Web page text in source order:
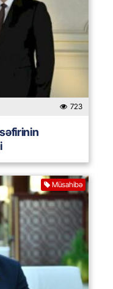
723
Müsahibə